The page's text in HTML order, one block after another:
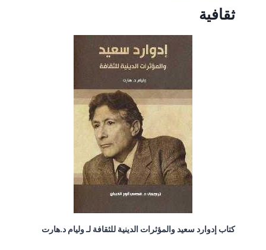
ثقافية
كتاب إدوارد سعيد والمؤثرات الدينية للثقافة لـ وليام د.هارت